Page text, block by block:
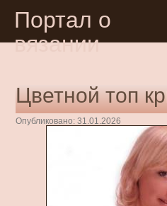
Портал о
вязании
Цветной топ
Опубликовано: 31.01.2026